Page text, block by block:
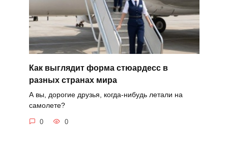
Как выглядит форма стюардесс в
разных странах мира
А вы, дорогие друзья, когда-нибудь летали на
самолете?
0 0